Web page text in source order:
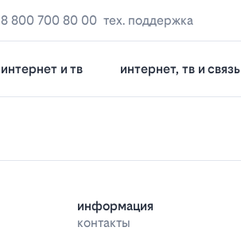
8 800 700 80 00 тех. поддержка
интернет и тв интернет, тв и связь
информация
контакты